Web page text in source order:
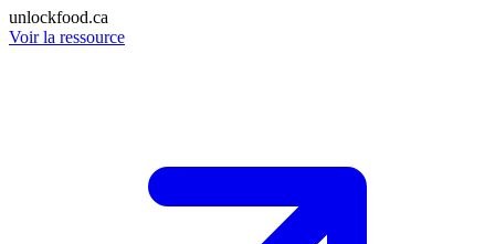
unlockfood.ca
Voir la ressource